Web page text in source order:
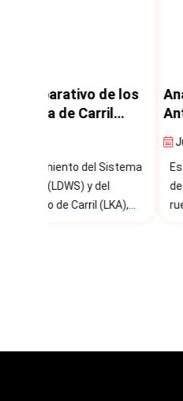
Análisis Técnico
Antibloqueo de
Estudio explica cómo el
de Frenos (ABS) impide
ruedas durante una